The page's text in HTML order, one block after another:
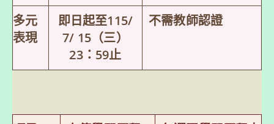
多元
表現
即日起至115/
7/ 15（三）
23：59止
不需教師認證